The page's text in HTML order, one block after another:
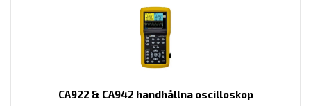
CA922 & CA942 handhållna oscilloskop